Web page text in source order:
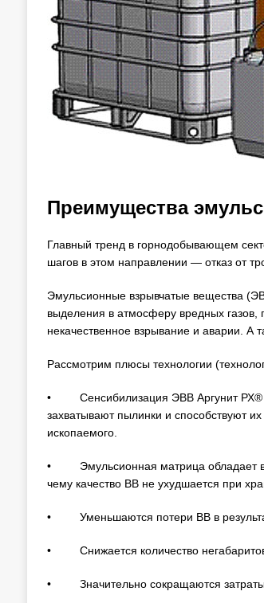
Преимущества
Главный тренд в горнодобывающем
шагов в этом направлении — отказ от
Эмульсионные взрывчатые вещества
выделения в атмосферу вредных
некачественное взрывание и аварии. А
Рассмотрим плюсы технологии
• Сенсибилизация ЭВВ Аргунит РХ®
захватывают пылинки и способствуют
ископаемого.
• Эмульсионная матрица обладает
чему качество ВВ не ухудшается при
• Уменьшаются потери ВВ в
• Снижается количество
• Значительно сокращаются затраты